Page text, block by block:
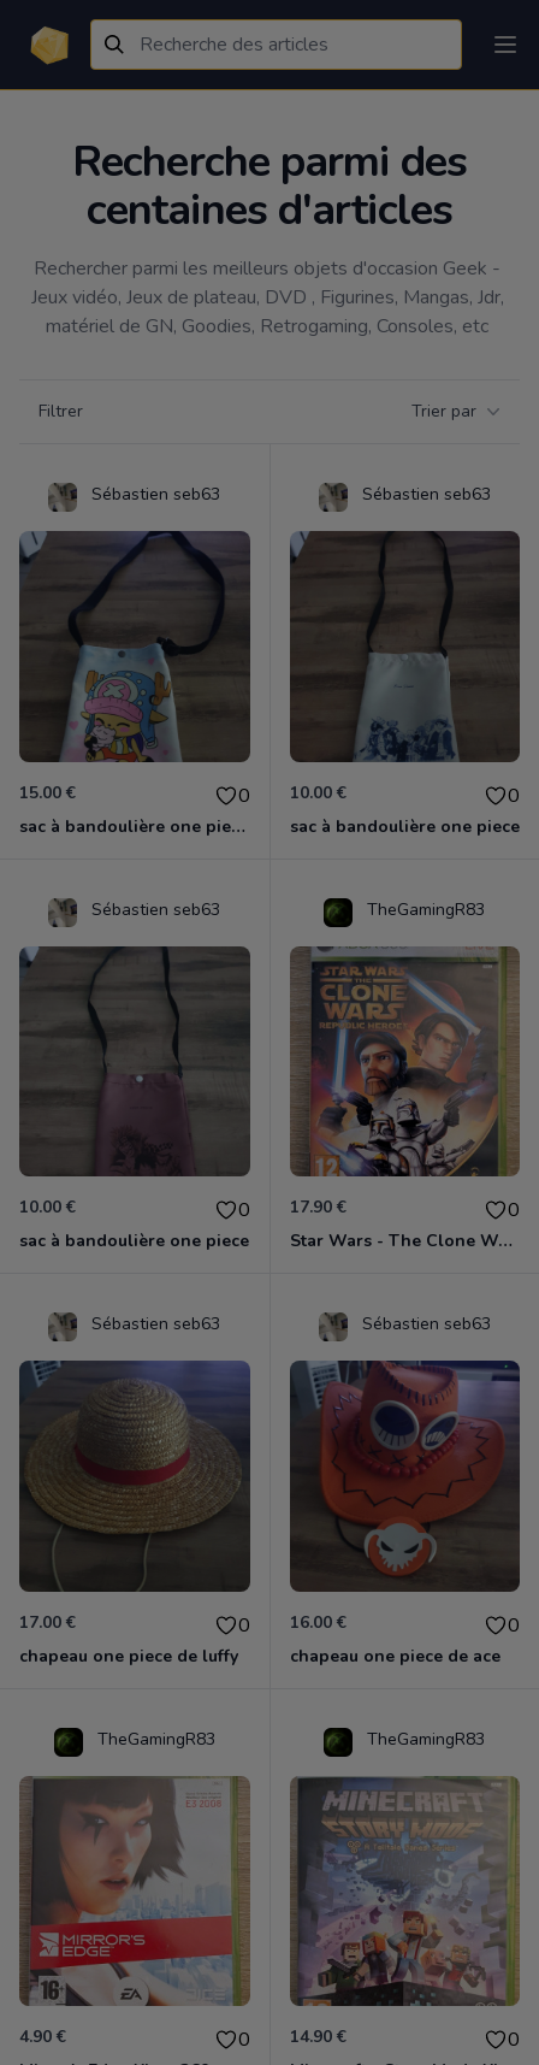
Recherche parmi des
centaines d'articles
Rechercher parmi les meilleurs objets d'occasion Geek -
Jeux vidéo, Jeux de plateau, DVD , Figurines, Mangas, Jdr,
matériel de GN, Goodies, Retrogaming, Consoles, etc
Filtrer Trier par
Sébastien seb63
15.00 € 0
sac à bandoulière one piece chopper
Sébastien seb63
10.00 € 0
sac à bandoulière one piece
Sébastien seb63
10.00 € 0
sac à bandoulière one piece
TheGamingR83
17.90 € 0
Star Wars - The Clone Wars - Les Héros De La République Xbox 360
Sébastien seb63
17.00 € 0
chapeau one piece de luffy
Sébastien seb63
16.00 € 0
chapeau one piece de ace
TheGamingR83
4.90 € 0
TheGamingR83
14.90 € 0